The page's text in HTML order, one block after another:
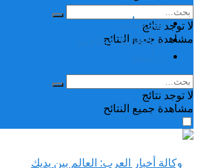
لا توجد نتائج
مشاهدة جميع النتائح
تغريدات
دراسات وبحوث
لا توجد نتائج
مشاهدة جميع النتائح